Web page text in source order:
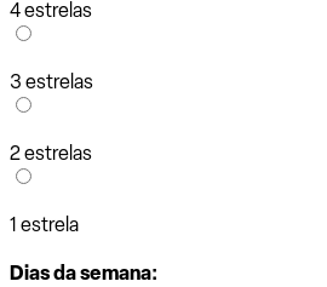
4 estrelas
3 estrelas
2 estrelas
1 estrela
Dias da semana: